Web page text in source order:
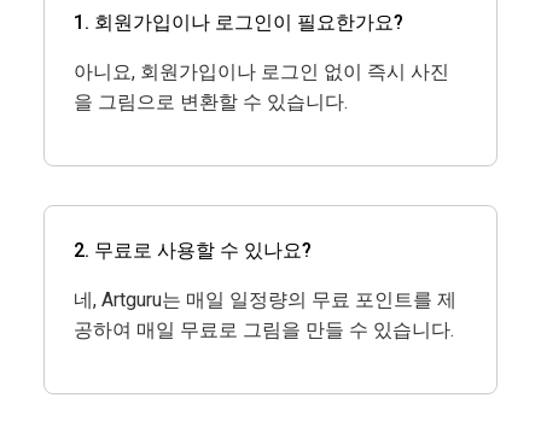
1. 회원가입이나 로그인이 필요한가요?
아니요, 회원가입이나 로그인 없이 즉시 사진
을 그림으로 변환할 수 있습니다.
2. 무료로 사용할 수 있나요?
네, Artguru는 매일 일정량의 무료 포인트를 제
공하여 매일 무료로 그림을 만들 수 있습니다.